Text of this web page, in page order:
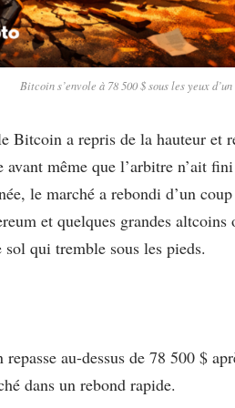
Bitcoin s’envole à 78 500 $ sous les yeux
Bitcoin a repris de la hauteur et
avant même que l’arbitre n’ait
le marché a rebondi d’un
et quelques grandes
sol qui tremble sous les pieds.
au-dessus de 78 500 $
dans un rebond rapide.